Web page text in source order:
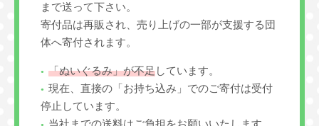
まで送って下さい。
寄付品は再販され、売り上げの一部が支援する団
体へ寄付されます。
「ぬいぐるみ」が不足しています。
現在、直接の「お持ち込み」でのご寄付は受付
停止しています。